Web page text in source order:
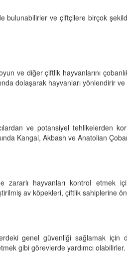
bulunabilirler ve çiftçilere birçok
ve diğer çiftlik hayvanlarını
dolaşarak hayvanları yönlendirir ve
ve potansiyel tehlikelerden
Kangal, Akbash ve Anatolian
zararlı hayvanları kontrol etmek
av köpekleri, çiftlik sahiplerine
genel güvenliği sağlamak için
gibi görevlerde yardımcı olabilirler.
Sürülerdeki
Rolü”
Savaş Meydanlarının
Kahramanları
Belirtileri ve
Yöntemleri”
Zayıflama Yöntemleri